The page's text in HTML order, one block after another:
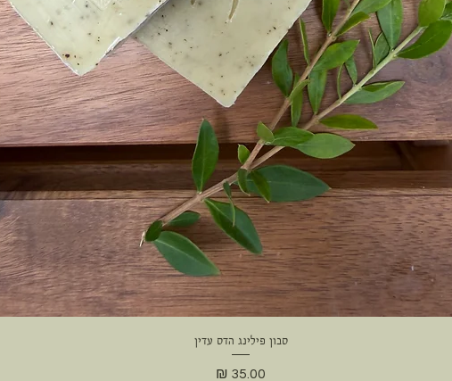
תצוגה מהירה
סבון פילינג הדס עדין
מחיר